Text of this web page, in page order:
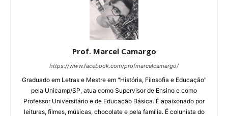
Prof. Marcel Camargo
https://www.facebook.com/profmarcelcamargo/
Graduado em Letras e Mestre em "História, Filosofia e Educação"
pela Unicamp/SP, atua como Supervisor de Ensino e como
Professor Universitário e de Educação Básica. É apaixonado por
leituras, filmes, músicas, chocolate e pela família. É colunista do